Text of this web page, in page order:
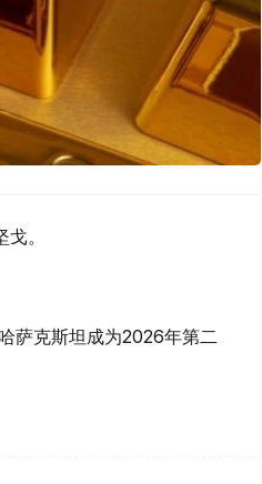
。
萨克斯坦成为2026年第二